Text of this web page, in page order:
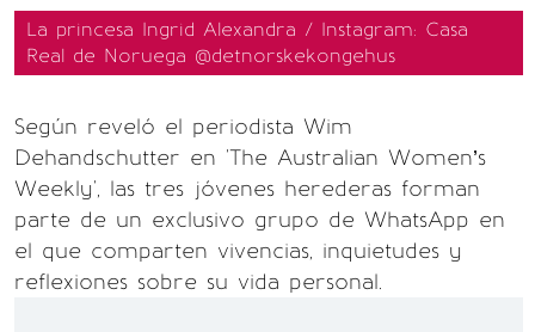
La princesa Ingrid Alexandra / Instagram: Casa
Real de Noruega @detnorskekongehus
Según reveló el periodista Wim
Dehandschutter en 'The Australian Women’s
Weekly', las tres jóvenes herederas forman
parte de un exclusivo grupo de WhatsApp en
el que comparten vivencias, inquietudes y
reflexiones sobre su vida personal.